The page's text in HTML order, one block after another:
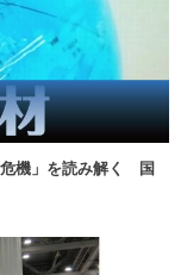
危機」を読み解く 国